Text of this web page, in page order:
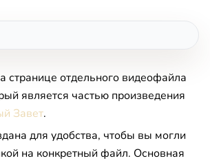
странице отдельного видеофайла
является частью произведения
Завет.
для удобства, чтобы вы могли
на конкретный файл. Основная